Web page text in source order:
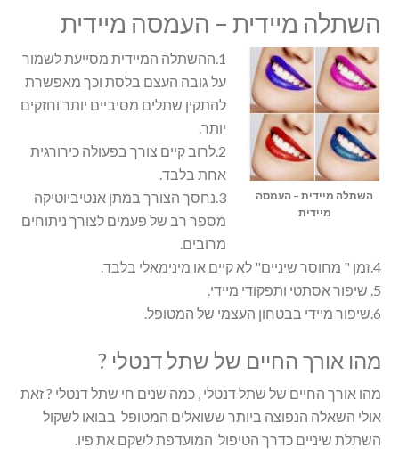
השתלה מיידית – העמסה מיידית
השתלה מיידית – העמסה
מיידית
1.ההשתלה המיידית מסייעת לשמור
על גובה העצם בלסת וכך מאפשרת
להתקין שתלים מסיביים יותר וחזקים
יותר.
2.לרוב קיים צורך בפעולה כירורגית
אחת בלבד.
3.נחסך הצורך במתן אנטיביוטיקה
מספר רב של פעמים לצורך ניתוחים
מרובים.
4.זמן " מחוסר שיניים" לא קיים או מינימאלי בלבד.
5. שיפור אסתטי ותפקודי מיידי.
6.שיפור מיידי בבטחון העצמי של המטופל.
מהו אורך החיים של שתל דנטלי ?
מהו אורך החיים של שתל דנטלי , כמה שנים חי שתל דנטלי ? זאת
אולי השאלה הנפוצה ביותר ששואלים המטופל בבואו לשקול
השתלת שיניים כדרך הטיפול המועדפת לשקם את פיו.